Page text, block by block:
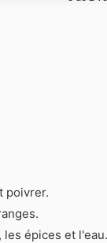
poivrer.
épices et l'eau.